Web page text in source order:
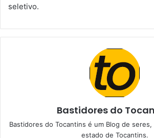
seletivo.
Bastidores do
Bastidores do Tocantins é um Blog de
estado de Tocantins.